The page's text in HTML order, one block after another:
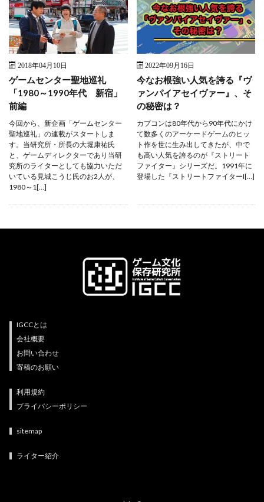
2018年04月10日
ゲームセンター聖地巡礼
「1980～1990年代 新宿」
前編
今回から、新企画「ゲームセンター
聖地巡礼」の連載がスタートしま
す。当研究所・所長の大堀康祐氏
と、ゲームディレクターであり当研
究所のライターとしても協力いただ
いている見城こうじ氏のお2人が、
1980～1[…]
2022年09月16日
今なお根強い人気を誇る『ヴ
ァンパイアセイヴァー』、そ
の秘密は？
カプコンは80年代から90年代にかけ
て数多くのアーケードゲームのヒッ
ト作を世に生み出してきたが、中で
も高い人気を誇るのが『ストリート
ファイター』シリーズだ。1991年に
登場した『ストリートファイターI[…]
IGCCとは
会社概要
お問い合わせ
寄稿のお願い
利用規約
プライバシーポリシー
sitemap
ライター紹介